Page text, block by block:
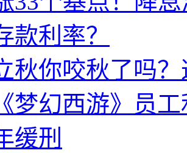
款利率？
秋你咬秋了吗
梦幻西游》员
缓刑